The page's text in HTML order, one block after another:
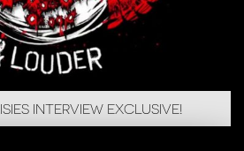
INTERVIEW EXCLUSIVE!